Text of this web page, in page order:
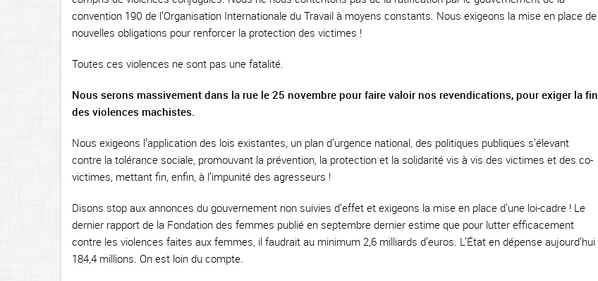
convention 190 de l’Organisation Internationale du Travail à moyens constants. Nous exigeons la mise en place de
nouvelles obligations pour renforcer la protection des victimes !
Toutes ces violences ne sont pas une fatalité.
Nous serons massivement dans la rue le 25 novembre pour faire valoir nos revendications, pour exiger la fin
des violences machistes.
Nous exigeons l’application des lois existantes, un plan d’urgence national, des politiques publiques s’élevant
contre la tolérance sociale, promouvant la prévention, la protection et la solidarité vis à vis des victimes et des co-
victimes, mettant fin, enfin, à l’impunité des agresseurs !
Disons stop aux annonces du gouvernement non suivies d’effet et exigeons la mise en place d’une loi-cadre ! Le
dernier rapport de la Fondation des femmes publié en septembre dernier estime que pour lutter efficacement
contre les violences faites aux femmes, il faudrait au minimum 2,6 milliards d’euros. L’État en dépense aujourd’hui
184,4 millions. On est loin du compte.